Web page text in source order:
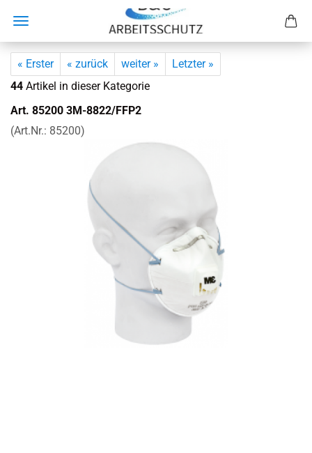
« Erster « zurück weiter »
Letzter »
44 Artikel in dieser Kategorie
Art. 85200 3M-​8822/FFP2
(Art.Nr.: 85200)